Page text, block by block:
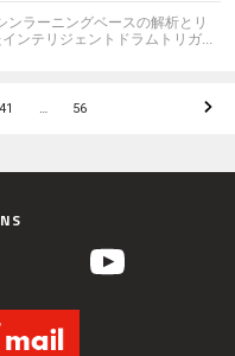
ンラーニングベースの解析とリ
ンテリジェントドラムトリガ...
41 … 56